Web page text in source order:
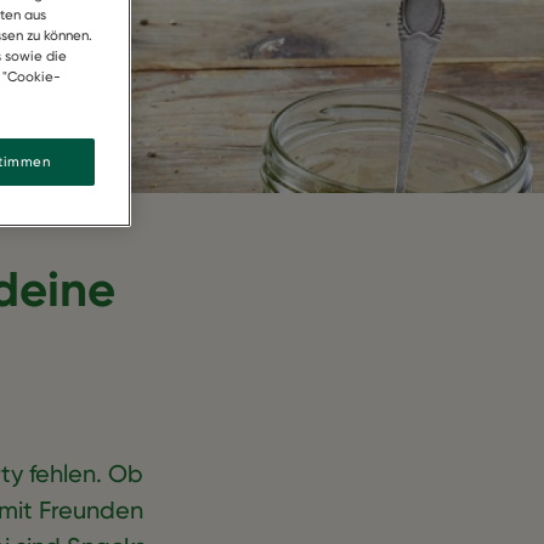
fehlen. Ob
Freunden
aus
zu können.
sowie die
"Cookie-